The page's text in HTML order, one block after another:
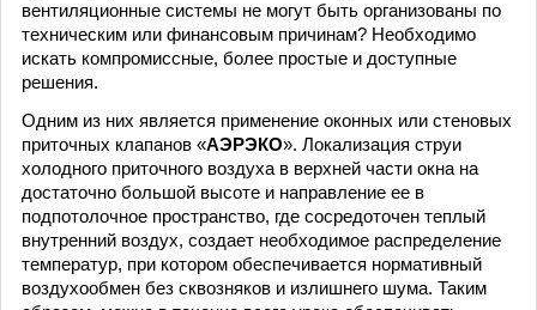
вентиляционные системы не могут быть организованы по
техническим или финансовым причинам? Необходимо
искать компромиссные, более простые и доступные
решения.
Одним из них является применение оконных или стеновых
приточных клапанов «АЭРЭКО». Локализация струи
холодного приточного воздуха в верхней части окна на
достаточно большой высоте и направление ее в
подпотолочное пространство, где сосредоточен теплый
внутренний воздух, создает необходимое распределение
температур, при котором обеспечивается нормативный
воздухообмен без сквозняков и излишнего шума. Таким